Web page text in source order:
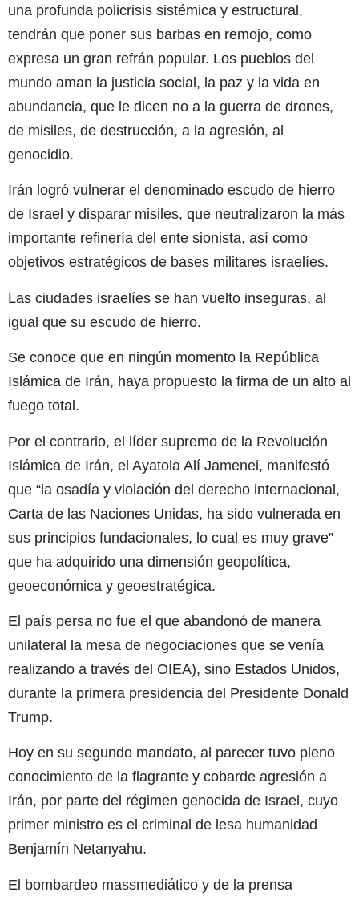
una profunda policrisis sistémica y estructural,
tendrán que poner sus barbas en remojo, como
expresa un gran refrán popular. Los pueblos del
mundo aman la justicia social, la paz y la vida en
abundancia, que le dicen no a la guerra de drones,
de misiles, de destrucción, a la agresión, al
genocidio.
Irán logró vulnerar el denominado escudo de hierro
de Israel y disparar misiles, que neutralizaron la más
importante refinería del ente sionista, así como
objetivos estratégicos de bases militares israelíes.
Las ciudades israelíes se han vuelto inseguras, al
igual que su escudo de hierro.
Se conoce que en ningún momento la República
Islámica de Irán, haya propuesto la firma de un alto al
fuego total.
Por el contrario, el líder supremo de la Revolución
Islámica de Irán, el Ayatola Alí Jamenei, manifestó
que “la osadía y violación del derecho internacional,
Carta de las Naciones Unidas, ha sido vulnerada en
sus principios fundacionales, lo cual es muy grave”
que ha adquirido una dimensión geopolítica,
geoeconómica y geoestratégica.
El país persa no fue el que abandonó de manera
unilateral la mesa de negociaciones que se venía
realizando a través del OIEA), sino Estados Unidos,
durante la primera presidencia del Presidente Donald
Trump.
Hoy en su segundo mandato, al parecer tuvo pleno
conocimiento de la flagrante y cobarde agresión a
Irán, por parte del régimen genocida de Israel, cuyo
primer ministro es el criminal de lesa humanidad
Benjamín Netanyahu.
El bombardeo massmediático y de la prensa